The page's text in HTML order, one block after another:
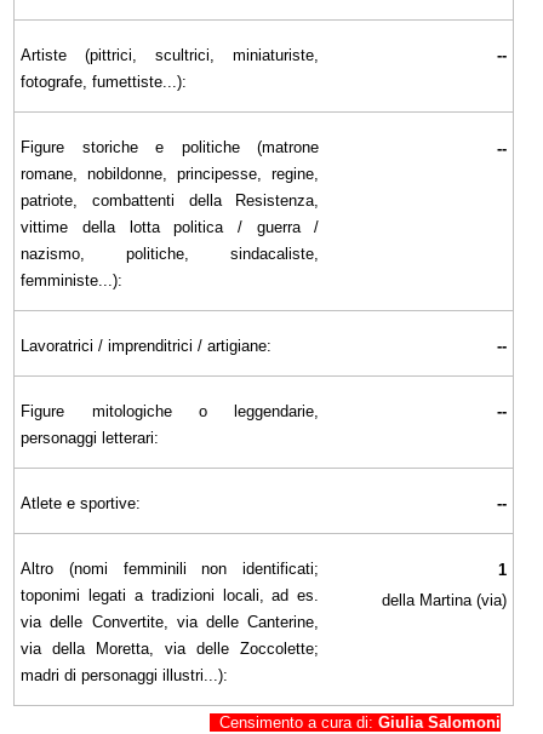
Artiste (pittrici, scultrici, miniaturiste,
fotografe, fumettiste...):
--
Figure storiche e politiche (matrone
romane, nobildonne, principesse, regine,
patriote, combattenti della Resistenza,
vittime della lotta politica / guerra /
nazismo, politiche, sindacaliste,
femministe...):
--
Lavoratrici / imprenditrici / artigiane: --
Figure mitologiche o leggendarie,
personaggi letterari:
--
Atlete e sportive: --
Altro (nomi femminili non identificati;
toponimi legati a tradizioni locali, ad es.
via delle Convertite, via delle Canterine,
via della Moretta, via delle Zoccolette;
madri di personaggi illustri...):
1
della Martina (via)
Censimento a cura di: Giulia Salomoni